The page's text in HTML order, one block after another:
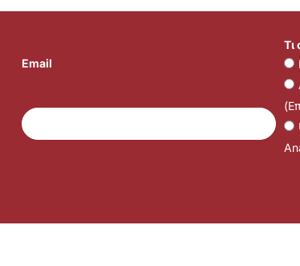
Email
Τι